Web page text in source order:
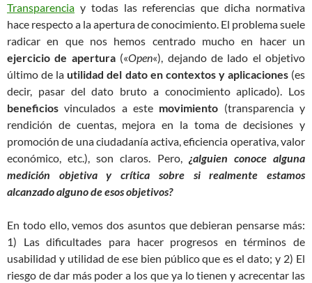
Transparencia y todas las referencias que dicha normativa
hace respecto a la apertura de conocimiento. El problema suele
radicar en que nos hemos centrado mucho en hacer un
ejercicio de apertura(«Open«), dejando de lado el objetivo
último de lautilidad del dato en contextos y aplicaciones(es
decir, pasar del dato bruto a conocimiento aplicado). Los
beneficios vinculados a este movimiento (transparencia y
rendición de cuentas, mejora en la toma de decisiones y
promoción de una ciudadanía activa, eficiencia operativa, valor
económico, etc.), son claros. Pero, ¿alguien conoce alguna
medición objetiva y crítica sobre si realmente estamos
alcanzado alguno de esos objetivos?
En todo ello, vemos dos asuntos que debieran pensarse más:
1) Las dificultades para hacer progresos en términos de
usabilidad y utilidad de ese bien público que es el dato; y 2) El
riesgo de dar más poder a los que ya lo tienen y acrecentar las